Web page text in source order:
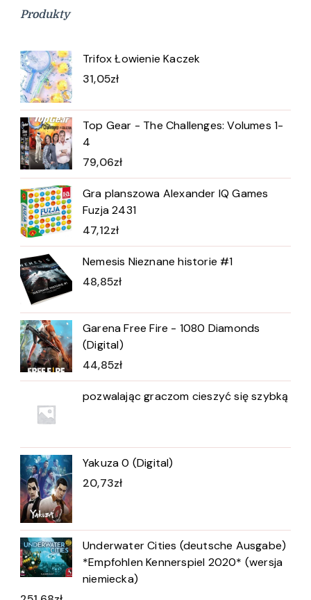
Produkty
Trifox Łowienie Kaczek
31,05zł
Top Gear - The Challenges: Volumes 1-
4
79,06zł
Gra planszowa Alexander IQ Games
Fuzja 2431
47,12zł
Nemesis Nieznane historie #1
48,85zł
Garena Free Fire - 1080 Diamonds
(Digital)
44,85zł
pozwalając graczom cieszyć się szybką
Yakuza 0 (Digital)
20,73zł
Underwater Cities (deutsche Ausgabe)
*Empfohlen Kennerspiel 2020* (wersja
niemiecka)